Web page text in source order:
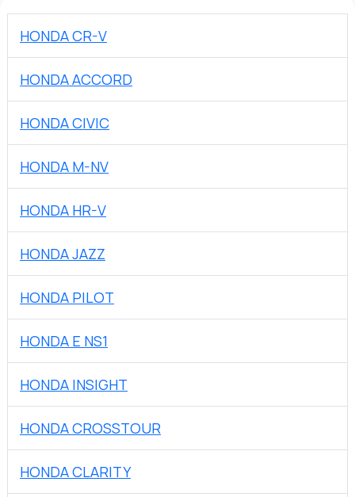
HONDA CR-V
HONDA ACCORD
HONDA CIVIC
HONDA M-NV
HONDA HR-V
HONDA JAZZ
HONDA PILOT
HONDA E NS1
HONDA INSIGHT
HONDA CROSSTOUR
HONDA CLARITY